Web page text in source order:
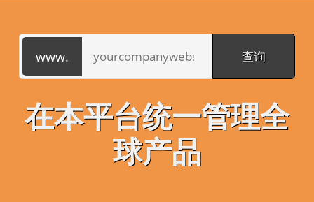
在本平台统一管理全
球产品